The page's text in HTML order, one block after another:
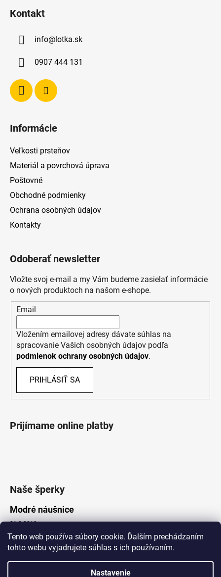
Tento web používa súbory cookie. Ďalším prechádzaním
tohto webu vyjadrujete súhlas s ich používaním.
Nastavenie
Kontakt
info@lotka.sk
0907 444 131
Informácie
Veľkosti prsteňov
Materiál a povrchová úprava
Poštovné
Obchodné podmienky
Ochrana osobných údajov
Kontakty
Odoberať newsletter
Vložte svoj e-mail a my Vám budeme zasielať informácie
o nových produktoch na našom e-shope.
Email
Vložením emailovej adresy dávate súhlas na
spracovanie Vašich osobných údajov podľa
podmienok ochrany osobných údajov.
PRIHLÁSIŤ SA
Prijímame online platby
Naše šperky
Modré náušnice
21.8.2019
Vytvoril Shoptet